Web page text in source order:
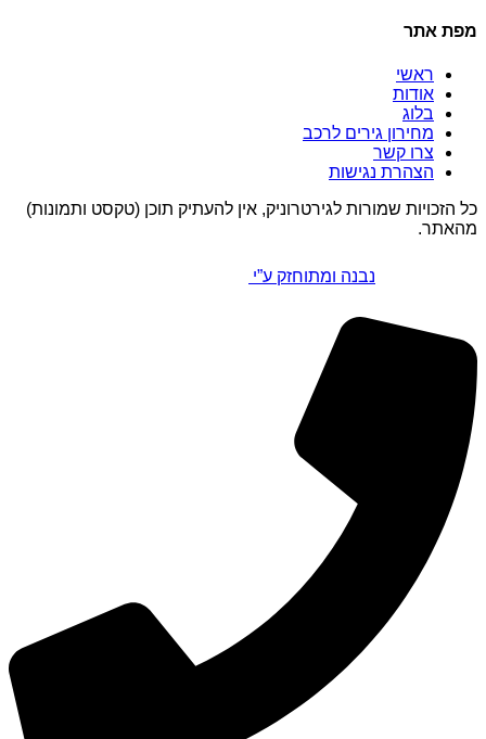
מפת אתר
ראשי
אודות
בלוג
מחירון גירים לרכב
צרו קשר
הצהרת נגישות
כל הזכויות שמורות לגירטרוניק, אין להעתיק תוכן (טקסט ותמונות)
מהאתר.
נבנה ומתוחזק ע”י